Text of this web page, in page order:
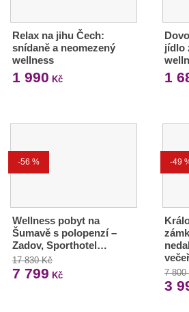
Relax na jihu Čech:
snídaně a neomezený
wellness
1 990 Kč
jídlo
1
-56 %
Wellness pobyt na
Šumavě s polopenzí –
Zadov, Sporthotel…
17 830 Kč
7 799 Kč
-49
7 800
3